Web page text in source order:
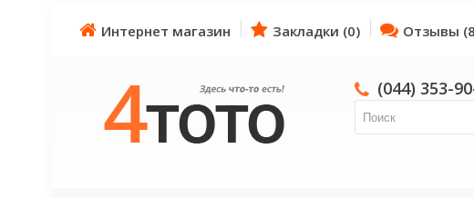
Интернет магазин Закладки (0) Отзывы
(044) 353-